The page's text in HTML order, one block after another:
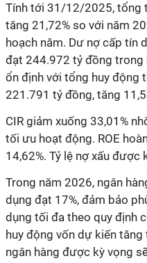
Tính tới 31/12/2025, tổng
tăng 21,72% so với năm
hoạch năm. Dư nợ cấp tín
đạt 244.972 tỷ đồng trong
ổn định với tổng huy động
221.791 tỷ đồng, tăng
CIR giảm xuống 33,01%
tối ưu hoạt động. ROE
14,62%. Tỷ lệ nợ xấu được
Trong năm 2026, ngân
dụng đạt 17%, đảm bảo
dụng tối đa theo quy định
huy động vốn dự kiến
ngân hàng được kỳ vọng